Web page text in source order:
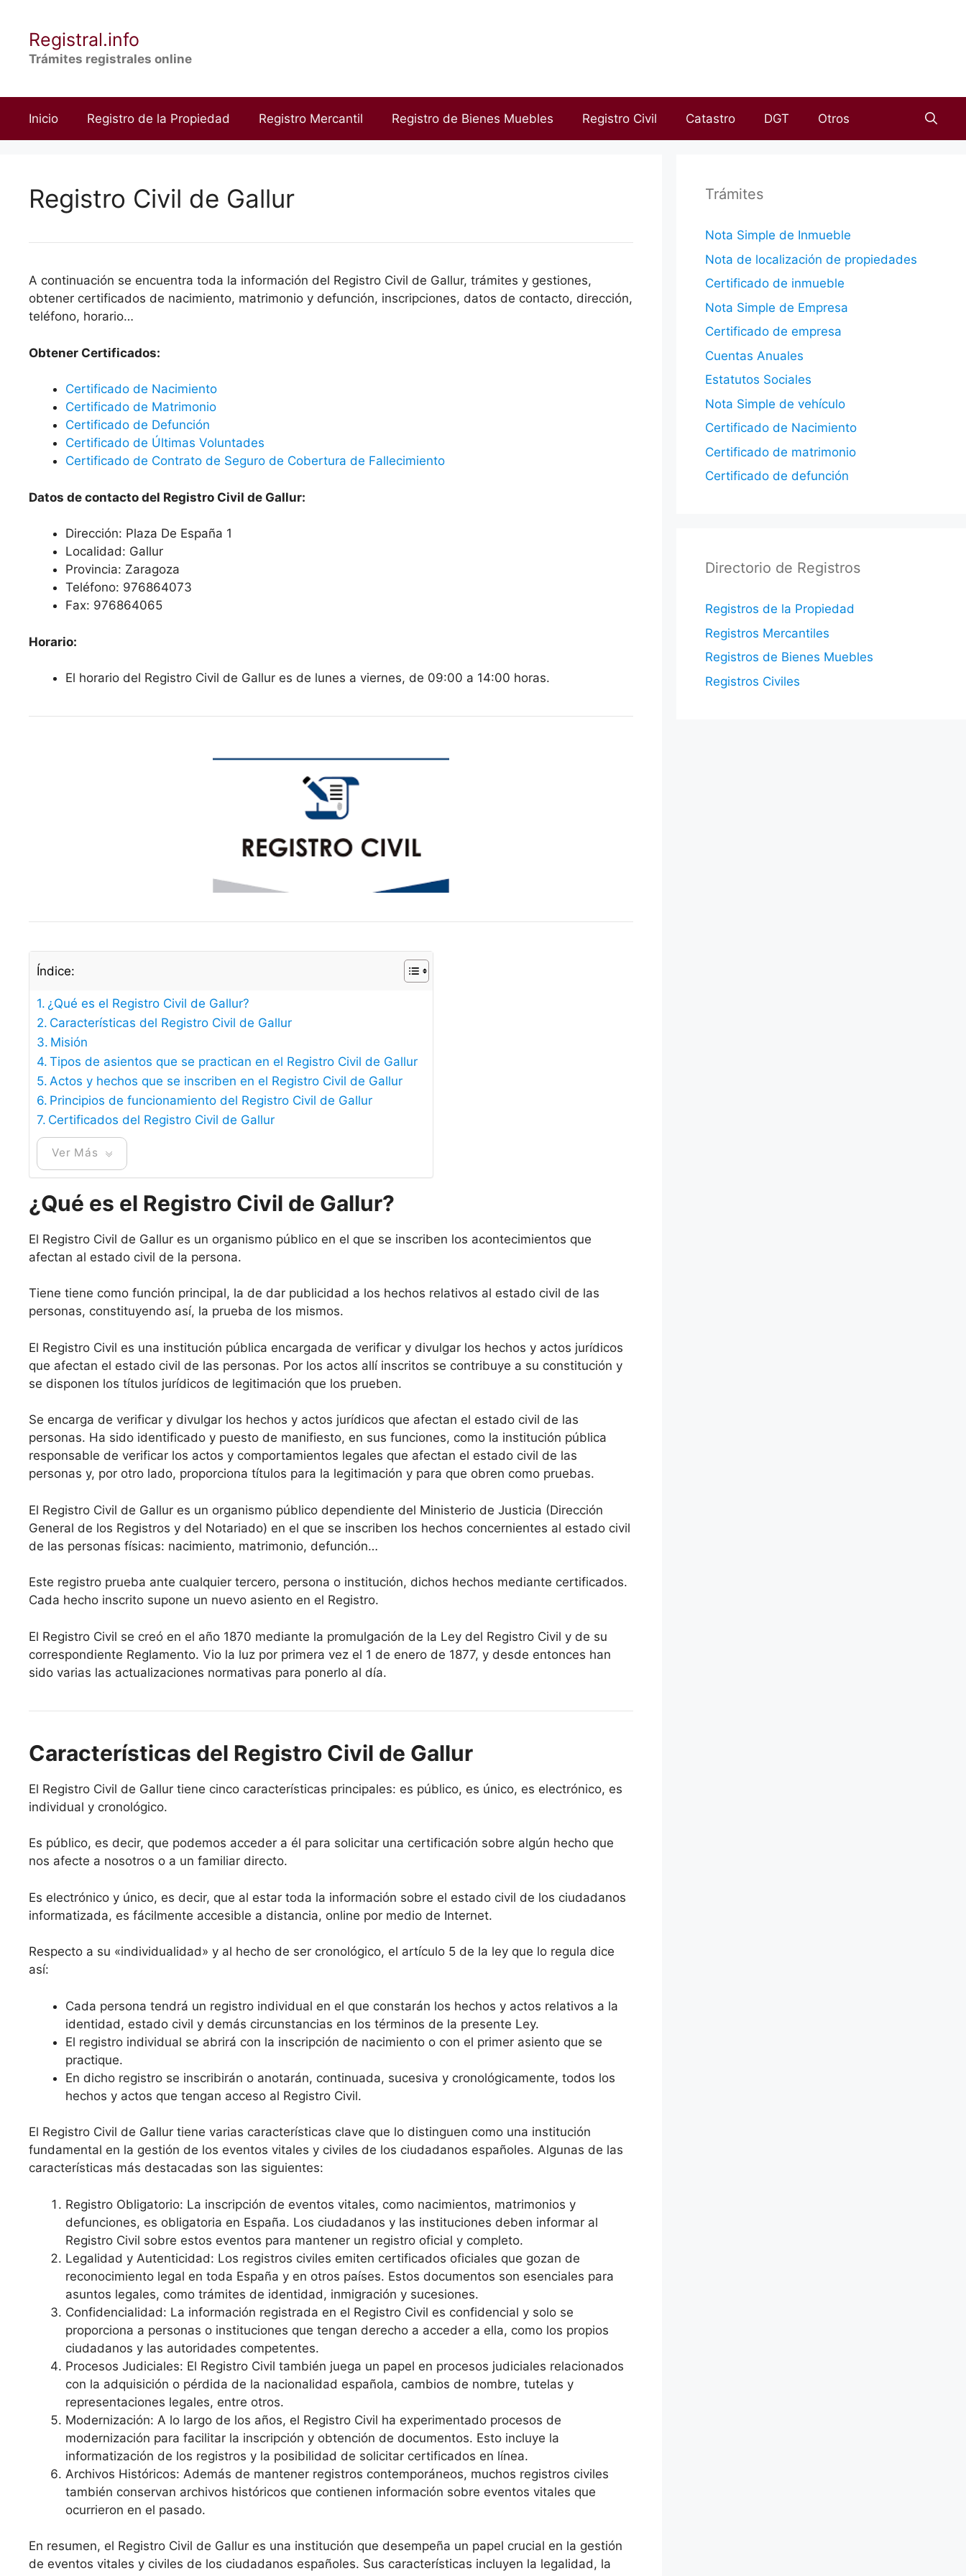
contenidoRegistral.info
Trámites registrales online
Inicio Registro de la Propiedad Registro Mercantil Registro de Bienes Muebles Registro Civil Catastro DGT Otros
Registro Civil de Gallur
A continuación se encuentra toda la información del Registro Civil de Gallur, trámites y gestiones,
obtener certificados de nacimiento, matrimonio y defunción, inscripciones, datos de contacto, dirección,
teléfono, horario…
Obtener Certificados:
Certificado de Nacimiento
Certificado de Matrimonio
Certificado de Defunción
Certificado de Últimas Voluntades
Certificado de Contrato de Seguro de Cobertura de Fallecimiento
Datos de contacto del Registro Civil de Gallur:
Dirección: Plaza De España 1
Localidad: Gallur
Provincia: Zaragoza
Teléfono: 976864073
Fax: 976864065
Horario:
El horario del Registro Civil de Gallur es de lunes a viernes, de 09:00 a 14:00 horas.
Índice:
¿Qué es el Registro Civil de Gallur?
Características del Registro Civil de Gallur
Misión
Tipos de asientos que se practican en el Registro Civil de Gallur
Actos y hechos que se inscriben en el Registro Civil de Gallur
Principios de funcionamiento del Registro Civil de Gallur
Certificados del Registro Civil de Gallur
Ver Más
¿Qué es el Registro Civil de Gallur?
El Registro Civil de Gallur es un organismo público en el que se inscriben los acontecimientos que
afectan al estado civil de la persona.
Tiene tiene como función principal, la de dar publicidad a los hechos relativos al estado civil de las
personas, constituyendo así, la prueba de los mismos.
El Registro Civil es una institución pública encargada de verificar y divulgar los hechos y actos jurídicos
que afectan el estado civil de las personas. Por los actos allí inscritos se contribuye a su constitución y
se disponen los títulos jurídicos de legitimación que los prueben.
Se encarga de verificar y divulgar los hechos y actos jurídicos que afectan el estado civil de las
personas. Ha sido identificado y puesto de manifiesto, en sus funciones, como la institución pública
responsable de verificar los actos y comportamientos legales que afectan el estado civil de las
personas y, por otro lado, proporciona títulos para la legitimación y para que obren como pruebas.
El Registro Civil de Gallur es un organismo público dependiente del Ministerio de Justicia (Dirección
General de los Registros y del Notariado) en el que se inscriben los hechos concernientes al estado civil
de las personas físicas: nacimiento, matrimonio, defunción…
Este registro prueba ante cualquier tercero, persona o institución, dichos hechos mediante certificados.
Cada hecho inscrito supone un nuevo asiento en el Registro.
El Registro Civil se creó en el año 1870 mediante la promulgación de la Ley del Registro Civil y de su
correspondiente Reglamento. Vio la luz por primera vez el 1 de enero de 1877, y desde entonces han
sido varias las actualizaciones normativas para ponerlo al día.
Características del Registro Civil de Gallur
El Registro Civil de Gallur tiene cinco características principales: es público, es único, es electrónico, es
individual y cronológico.
Es público, es decir, que podemos acceder a él para solicitar una certificación sobre algún hecho que
nos afecte a nosotros o a un familiar directo.
Es electrónico y único, es decir, que al estar toda la información sobre el estado civil de los ciudadanos
informatizada, es fácilmente accesible a distancia, online por medio de Internet.
Respecto a su «individualidad» y al hecho de ser cronológico, el artículo 5 de la ley que lo regula dice
así:
Cada persona tendrá un registro individual en el que constarán los hechos y actos relativos a la
identidad, estado civil y demás circunstancias en los términos de la presente Ley.
El registro individual se abrirá con la inscripción de nacimiento o con el primer asiento que se
practique.
En dicho registro se inscribirán o anotarán, continuada, sucesiva y cronológicamente, todos los
hechos y actos que tengan acceso al Registro Civil.
El Registro Civil de Gallur tiene varias características clave que lo distinguen como una institución
fundamental en la gestión de los eventos vitales y civiles de los ciudadanos españoles. Algunas de las
características más destacadas son las siguientes:
Registro Obligatorio: La inscripción de eventos vitales, como nacimientos, matrimonios y
defunciones, es obligatoria en España. Los ciudadanos y las instituciones deben informar al
Registro Civil sobre estos eventos para mantener un registro oficial y completo.
Legalidad y Autenticidad: Los registros civiles emiten certificados oficiales que gozan de
reconocimiento legal en toda España y en otros países. Estos documentos son esenciales para
asuntos legales, como trámites de identidad, inmigración y sucesiones.
Confidencialidad: La información registrada en el Registro Civil es confidencial y solo se
proporciona a personas o instituciones que tengan derecho a acceder a ella, como los propios
ciudadanos y las autoridades competentes.
Procesos Judiciales: El Registro Civil también juega un papel en procesos judiciales relacionados
con la adquisición o pérdida de la nacionalidad española, cambios de nombre, tutelas y
representaciones legales, entre otros.
Modernización: A lo largo de los años, el Registro Civil ha experimentado procesos de
modernización para facilitar la inscripción y obtención de documentos. Esto incluye la
informatización de los registros y la posibilidad de solicitar certificados en línea.
Archivos Históricos: Además de mantener registros contemporáneos, muchos registros civiles
también conservan archivos históricos que contienen información sobre eventos vitales que
ocurrieron en el pasado.
En resumen, el Registro Civil de Gallur es una institución que desempeña un papel crucial en la gestión
de eventos vitales y civiles de los ciudadanos españoles. Sus características incluyen la legalidad, la
Trámites
Nota Simple de Inmueble
Nota de localización de propiedades
Certificado de inmueble
Nota Simple de Empresa
Certificado de empresa
Cuentas Anuales
Estatutos Sociales
Nota Simple de vehículo
Certificado de Nacimiento
Certificado de matrimonio
Certificado de defunción
Directorio de Registros
Registros de la Propiedad
Registros Mercantiles
Registros de Bienes Muebles
Registros Civiles